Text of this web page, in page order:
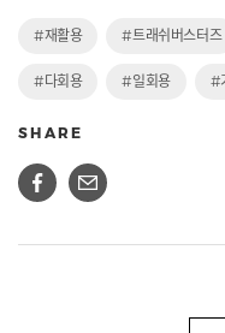
#재활용 #트래쉬버스터즈
#다회용 #일회용 #
SHARE